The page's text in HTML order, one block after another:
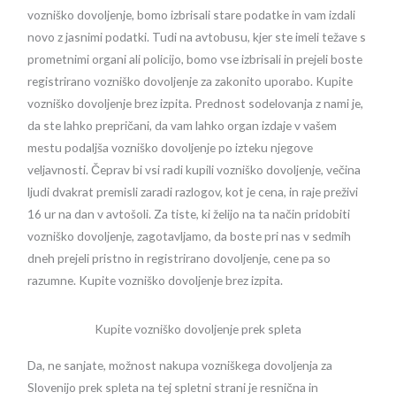
vozniško dovoljenje, bomo izbrisali stare podatke in vam izdali
novo z jasnimi podatki. Tudi na avtobusu, kjer ste imeli težave s
prometnimi organi ali policijo, bomo vse izbrisali in prejeli boste
registrirano vozniško dovoljenje za zakonito uporabo. Kupite
vozniško dovoljenje brez izpita. Prednost sodelovanja z nami je,
da ste lahko prepričani, da vam lahko organ izdaje v vašem
mestu podaljša vozniško dovoljenje po izteku njegove
veljavnosti. Čeprav bi vsi radi kupili vozniško dovoljenje, večina
ljudi dvakrat premisli zaradi razlogov, kot je cena, in raje preživi
16 ur na dan v avtošoli. Za tiste, ki želijo na ta način pridobiti
vozniško dovoljenje, zagotavljamo, da boste pri nas v sedmih
dneh prejeli pristno in registrirano dovoljenje, cene pa so
razumne. Kupite vozniško dovoljenje brez izpita.
Kupite vozniško dovoljenje prek spleta
Da, ne sanjate, možnost nakupa vozniškega dovoljenja za
Slovenijo prek spleta na tej spletni strani je resnična in